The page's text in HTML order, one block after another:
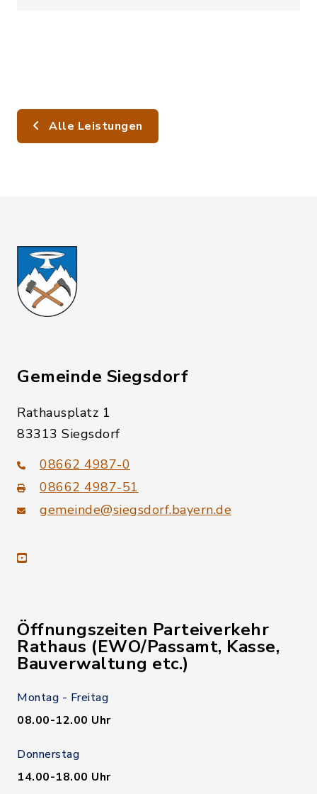
Alle Leistungen
Gemeinde Siegsdorf
Rathausplatz 1
83313 Siegsdorf
08662 4987-0
08662 4987-51
gemeinde@siegsdorf.bayern.de
youtube
Öffnungszeiten Parteiverkehr
Rathaus (EWO/Passamt, Kasse,
Bauverwaltung etc.)
Montag - Freitag
08.00-12.00 Uhr
Donnerstag
14.00-18.00 Uhr